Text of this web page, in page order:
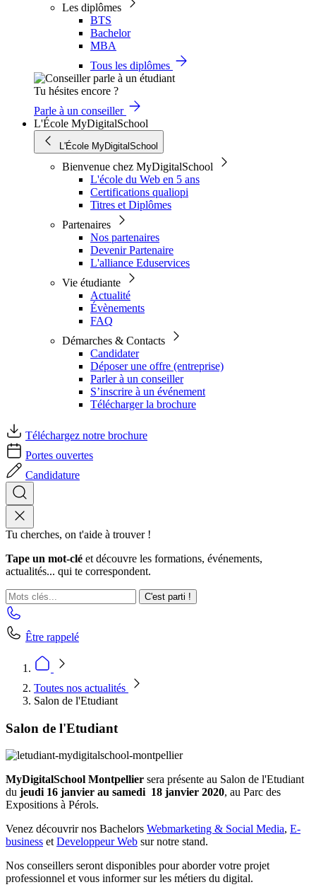
Les diplômes
BTS
Bachelor
MBA
Tous les diplômes
Tu hésites encore ?
Parle à un conseiller
L'École MyDigitalSchool
L'École MyDigitalSchool
Bienvenue chez MyDigitalSchool
L'école du Web en 5 ans
Certifications qualiopi
Titres et Diplômes
Partenaires
Nos partenaires
Devenir Partenaire
L'alliance Eduservices
Vie étudiante
Actualité
Évènements
FAQ
Démarches & Contacts
Candidater
Déposer une offre (entreprise)
Parler à un conseiller
S’inscrire à un événement
Télécharger la brochure
Téléchargez notre brochure
Portes ouvertes
Candidature
Tu cherches, on t'aide à trouver !
Tape un mot-clé et découvre les formations, événements,
actualités... qui te correspondent.
C'est parti !
Être rappelé
Toutes nos actualités
Salon de l'Etudiant
Salon de l'Etudiant
MyDigitalSchool Montpellier sera présente au Salon de l'Etudiant
du jeudi 16 janvier au samedi 18 janvier 2020, au Parc des
Expositions à Pérols.
Venez découvrir nos Bachelors Webmarketing & Social Media, E-
business etDeveloppeur Web sur notre stand.
Nos conseillers seront disponibles pour aborder votre projet
professionnel et vous informer sur les métiers du digital.